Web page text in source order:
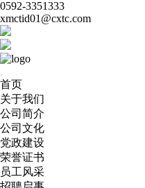
0592-3351333
xmctid01@cxtc.com
首页
关于我们
公司简介
公司文化
党政建设
荣誉证书
员工风采